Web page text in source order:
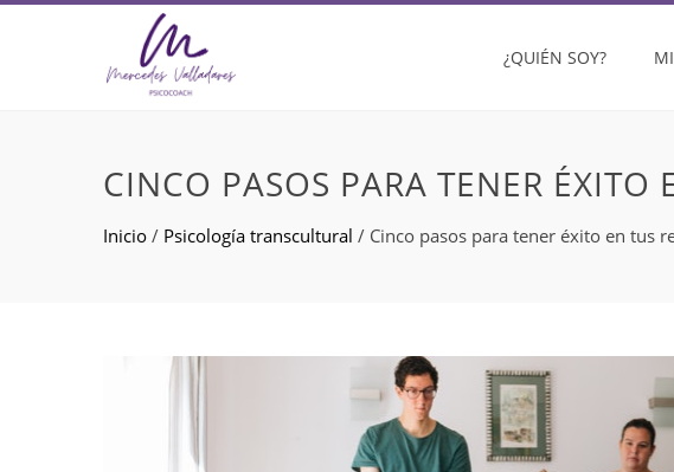
¿QUIÉN SOY?
CINCO PASOS PARA TENER ÉXITO
Inicio / Psicología transcultural / Cinco pasos para tener éxito en tus